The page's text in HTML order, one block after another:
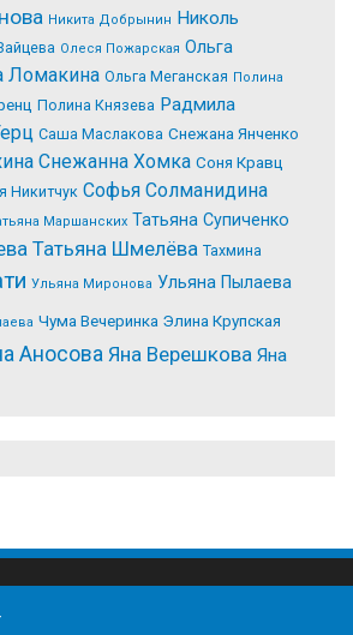
Никита Добрынин
Николь
Олеся Пожарская Ольга
Ломакина Ольга Меганская Полина
Полина Князева Радмила
Саша Маслакова Снежана Янченко
Снежанна Хомка Соня Кравц
Никитчук Софья Солманидина
Маршанских Татьяна Супиченко
Татьяна Шмелёва Тахмина
Ульяна Миронова Ульяна Пылаева
Чума Вечеринка Элина Крупская
АносоваЯна Верешкова Яна